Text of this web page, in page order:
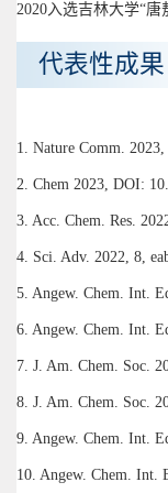
2020入选吉林大学“
代表性成果
1. Nature Comm.
2. Chem 2023, DOI:
3. Acc. Chem. Res.
4. Sci. Adv. 2022, 8,
5. Angew. Chem. Int.
6. Angew. Chem. Int.
7. J. Am. Chem. Soc.
8. J. Am. Chem. Soc.
9. Angew. Chem. Int.
10. Angew. Chem. Int.